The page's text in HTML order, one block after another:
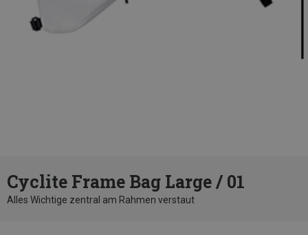
Cyclite Frame Bag Large / 01
Alles Wichtige zentral am Rahmen verstaut